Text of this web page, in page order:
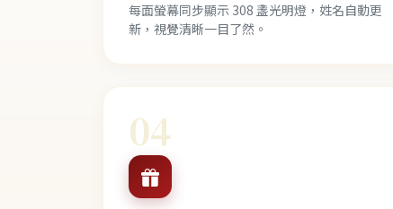
每面螢幕同步顯示 308 盞光明燈，姓名自動更
新，視覺清晰一目了然。
04